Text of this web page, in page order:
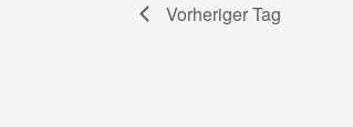
Vorheriger Tag